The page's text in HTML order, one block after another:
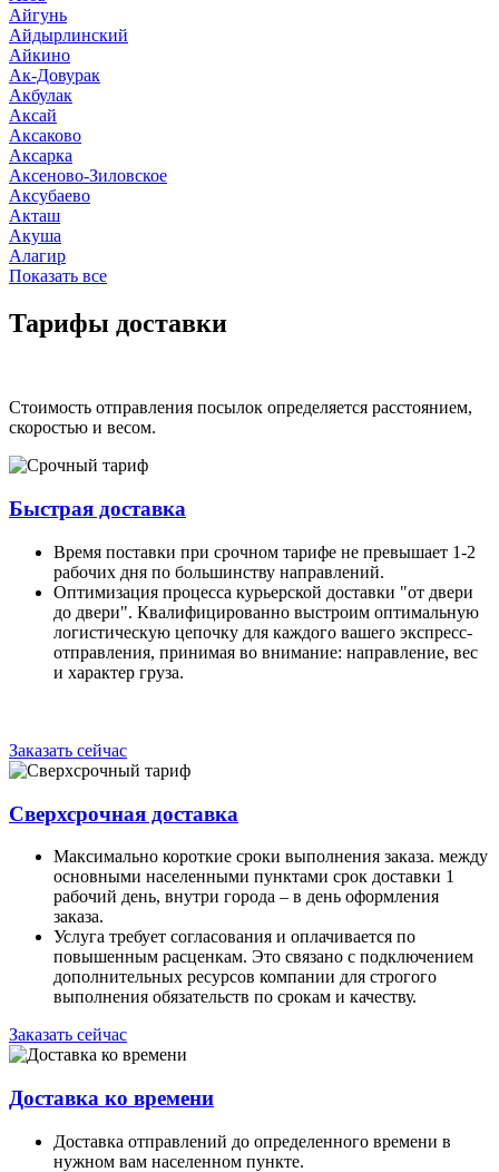
Айгунь
Айдырлинский
Айкино
Ак-Довурак
Акбулак
Аксай
Аксаково
Аксарка
Аксеново-Зиловское
Аксубаево
Акташ
Акуша
Алагир
Показать все
Тарифы доставки
Стоимость отправления посылок определяется расстоянием,
скоростью и весом.
Быстрая доставка
Время поставки при срочном тарифе не превышает 1-2
рабочих дня по большинству направлений.
Оптимизация процесса курьерской доставки "от двери
до двери". Квалифицированно выстроим оптимальную
логистическую цепочку для каждого вашего экспресс-
отправления, принимая во внимание: направление, вес
и характер груза.
Заказать сейчас
Сверхсрочная доставка
Максимально короткие сроки выполнения заказа. между
основными населенными пунктами срок доставки 1
рабочий день, внутри города – в день оформления
заказа.
Услуга требует согласования и оплачивается по
повышенным расценкам. Это связано с подключением
дополнительных ресурсов компании для строгого
выполнения обязательств по срокам и качеству.
Заказать сейчас
Доставка ко времени
Доставка отправлений до определенного времени в
нужном вам населенном пункте.